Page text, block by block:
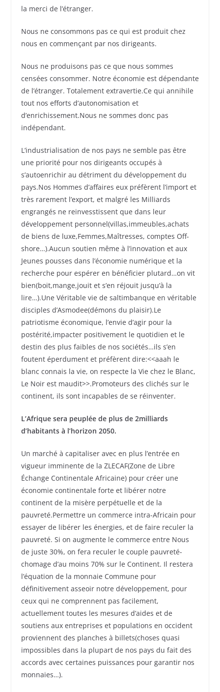
la merci de l’étranger.
Nous ne consommons pas ce qui est produit chez
nous en commençant par nos dirigeants.
Nous ne produisons pas ce que nous sommes
censées consommer. Notre économie est dépendante
de l’étranger. Totalement extravertie.Ce qui annihile
tout nos efforts d’autonomisation et
d’enrichissement.Nous ne sommes donc pas
indépendant.
L’industrialisation de nos pays ne semble pas être
une priorité pour nos dirigeants occupés à
s’autoenrichir au détriment du développement du
pays.Nos Hommes d’affaires eux préfèrent l’import et
très rarement l’export, et malgré les Milliards
engrangés ne reinvesstissent que dans leur
développement personnel(villas,immeubles,achats
de biens de luxe,Femmes,Maîtresses, comptes Off-
shore…).Aucun soutien même à l’innovation et aux
Jeunes pousses dans l’économie numérique et la
recherche pour espérer en bénéficier plutard…on vit
bien(boit,mange,jouit et s’en réjouit jusqu’à la
lire…).Une Véritable vie de saltimbanque en véritable
disciples d’Asmodee(démons du plaisir).Le
patriotisme économique, l’envie d’agir pour la
postérité,impacter positivement le quotidien et le
destin des plus faibles de nos sociétés…ils s’en
foutent éperdument et préfèrent dire:<<aaah le
blanc connais la vie, on respecte la Vie chez le Blanc,
Le Noir est maudit>>.Promoteurs des clichés sur le
continent, ils sont incapables de se réinventer.
L’Afrique sera peuplée de plus de 2milliards
d’habitants à l’horizon 2050.
Un marché à capitaliser avec en plus l’entrée en
vigueur imminente de la ZLECAF(Zone de Libre
Échange Continentale Africaine) pour créer une
économie continentale forte et libérer notre
continent de la misère perpétuelle et de la
pauvreté.Permettre un commerce intra-Africain pour
essayer de libérer les énergies, et de faire reculer la
pauvreté. Si on augmente le commerce entre Nous
de juste 30%, on fera reculer le couple pauvreté-
chomage d’au moins 70% sur le Continent. Il restera
l’équation de la monnaie Commune pour
définitivement asseoir notre développement, pour
ceux qui ne comprennent pas facilement,
actuellement toutes les mesures d’aides et de
soutiens aux entreprises et populations en occident
proviennent des planches à billets(choses quasi
impossibles dans la plupart de nos pays du fait des
accords avec certaines puissances pour garantir nos
monnaies…).